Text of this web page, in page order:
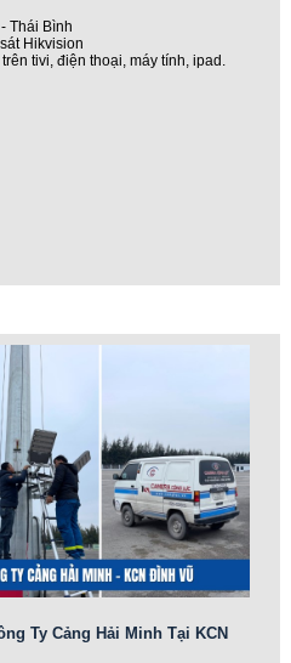
Thái Bình
Hikvision
tivi, điện thoại, máy tính, ipad.
Ty Cảng Hải Minh Tại KCN